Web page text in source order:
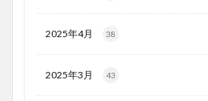
2025年4月 38
2025年3月 43